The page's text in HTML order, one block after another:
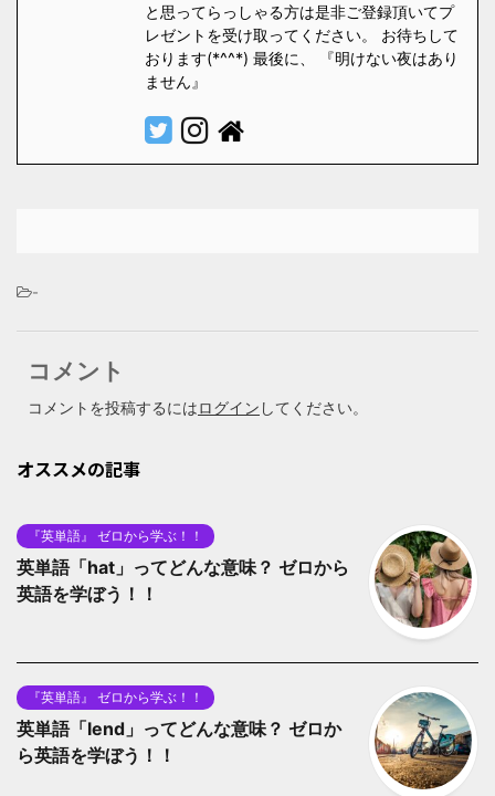
と思ってらっしゃる方は是非ご登録頂いてプ
レゼントを受け取ってください。 お待ちして
おります(*^^*) 最後に、 『明けない夜はあり
ません』
-
コメント
コメントを投稿するにはログイン してください。
オススメの記事
『英単語』 ゼロから学ぶ！！
英単語「hat」ってどんな意味？ ゼロから
英語を学ぼう！！
『英単語』 ゼロから学ぶ！！
英単語「lend」ってどんな意味？ ゼロか
ら英語を学ぼう！！